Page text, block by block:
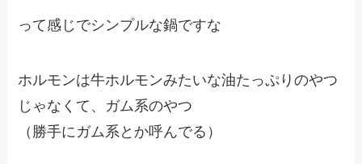
って感じでシンプルな鍋ですな
ホルモンは牛ホルモンみたいな油たっぷりのやつ
じゃなくて、ガム系のやつ
（勝手にガム系とか呼んでる）